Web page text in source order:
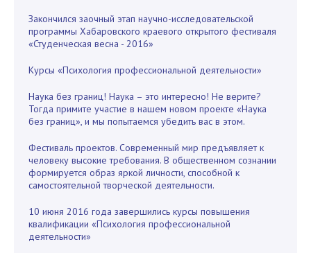
Закончился заочный этап научно-исследовательской
программы Хабаровского краевого открытого фестиваля
«Студенческая весна - 2016»
Курсы «Психология профессиональной деятельности»
Наука без границ! Наука – это интересно! Не верите?
Тогда примите участие в нашем новом проекте «Наука
без границ», и мы попытаемся убедить вас в этом.
Фестиваль проектов. Современный мир предъявляет к
человеку высокие требования. В общественном сознании
формируется образ яркой личности, способной к
самостоятельной творческой деятельности.
10 июня 2016 года завершились курсы повышения
квалификации «Психология профессиональной
деятельности»